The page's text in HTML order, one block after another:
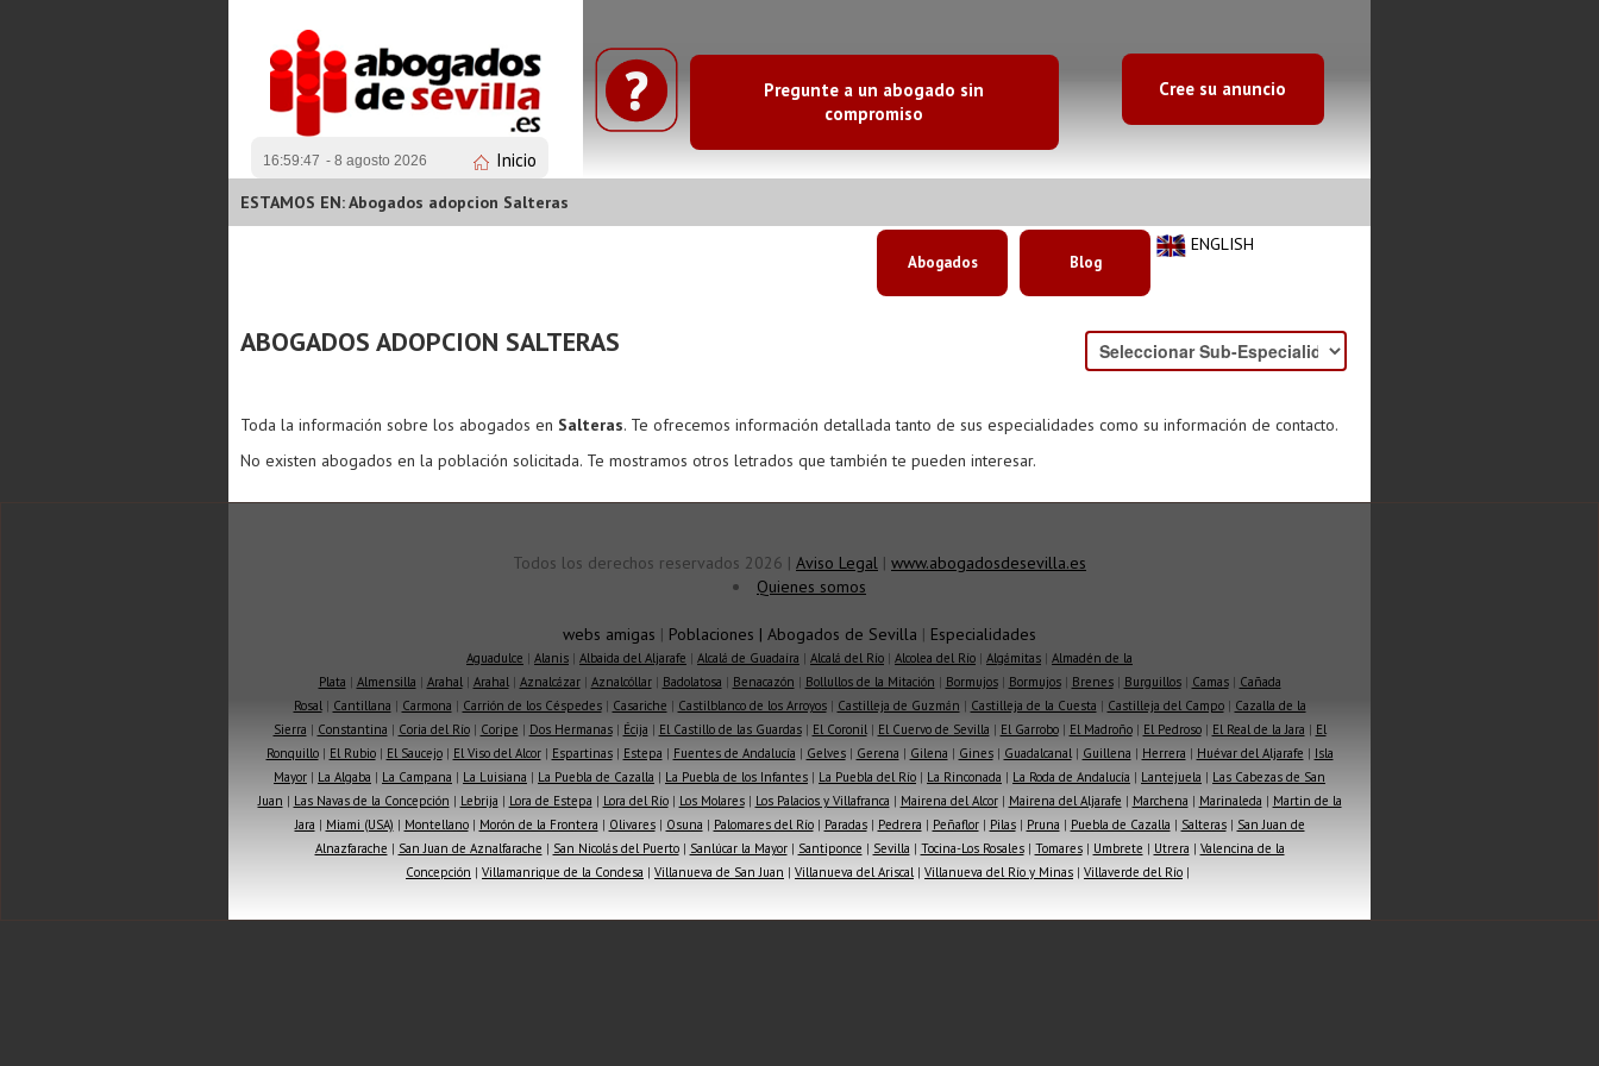
16:59:47 - 8 agosto 2026 Inicio
Pregunte a un abogado sin
compromiso
Cree su anuncio
ESTAMOS EN: Abogados adopcion Salteras
ENGLISH
Abogados Blog
ABOGADOS ADOPCION SALTERAS
Toda la información sobre los abogados en Salteras. Te ofrecemos información detallada tanto de sus especialidades como su información de contacto.
No existen abogados en la población solicitada. Te mostramos otros letrados que también te pueden interesar.
Todos los derechos reservados 2026 | Aviso Legal | www.abogadosdesevilla.es
Quienes somos
webs amigas | Poblaciones | Abogados de Sevilla | Especialidades
Aguadulce | Alanis | Albaida del Aljarafe | Alcalá de Guadaíra | Alcalá del Río | Alcolea del Río | Algámitas | Almadén de la
Plata | Almensilla | Arahal| Arahal| Aznalcázar| Aznalcóllar| Badolatosa | Benacazón | Bollullos de la Mitación | Bormujos| Bormujos| Brenes| Burguillos| Camas| Cañada
Rosal| Cantillana | Carmona | Carrión de los Céspedes| Casariche | Castilblanco de los Arroyos| Castilleja de Guzmán | Castilleja de la Cuesta | Castilleja del Campo| Cazalla de la
Sierra | Constantina | Coria del Río| Coripe | Dos Hermanas| Écija | El Castillo de las Guardas| El Coronil| El Cuervo de Sevilla | El Garrobo| El Madroño| El Pedroso| El Real de la Jara | El
Ronquillo| El Rubio| El Saucejo| El Viso del Alcor| Espartinas| Estepa | Fuentes de Andalucía | Gelves| Gerena | Gilena | Gines| Guadalcanal| Guillena | Herrera | Huévar del Aljarafe | Isla
Mayor | La Algaba | La Campana | La Luisiana | La Puebla de Cazalla | La Puebla de los Infantes | La Puebla del Río | La Rinconada | La Roda de Andalucía | Lantejuela | Las Cabezas de San
Juan | Las Navas de la Concepción | Lebrija | Lora de Estepa | Lora del Río| Los Molares| Los Palacios y Villafranca | Mairena del Alcor| Mairena del Aljarafe | Marchena | Marinaleda | Martin de la
Jara | Miami (USA) | Montellano| Morón de la Frontera | Olivares| Osuna | Palomares del Río| Paradas| Pedrera | Peñaflor| Pilas| Pruna | Puebla de Cazalla | Salteras| San Juan de
Alnazfarache | San Juan de Aznalfarache | San Nicolás del Puerto| Sanlúcar la Mayor| Santiponce | Sevilla | Tocina-Los Rosales| Tomares| Umbrete | Utrera | Valencina de la
Concepción | Villamanrique de la Condesa | Villanueva de San Juan | Villanueva del Ariscal| Villanueva del Río y Minas | Villaverde del Río |